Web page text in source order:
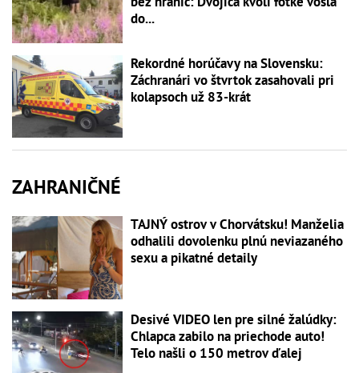
do...
Rekordné horúčavy na Slovensku:
Záchranári vo štvrtok zasahovali pri
kolapsoch už 83-krát
ZAHRANIČNÉ
TAJNÝ ostrov v Chorvátsku! Manželia
odhalili dovolenku plnú neviazaného
sexu a pikatné detaily
Desivé VIDEO len pre silné žalúdky:
Chlapca zabilo na priechode auto!
Telo našli o 150 metrov ďalej